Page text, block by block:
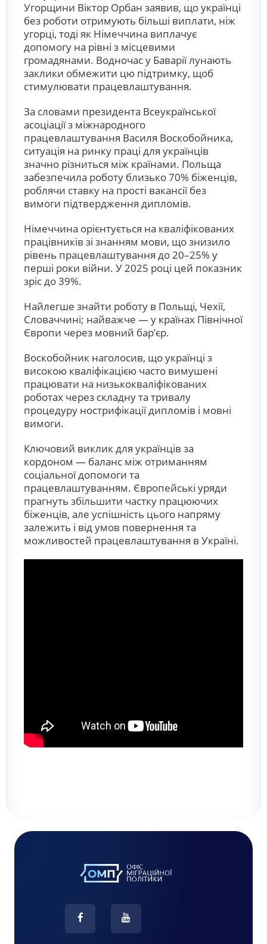
Угорщини Віктор Орбан заявив, що українці
без роботи отримують більші виплати, ніж
угорці, тоді як Німеччина виплачує
допомогу на рівні з місцевими
громадянами. Водночас у Баварії лунають
заклики обмежити цю підтримку, щоб
стимулювати працевлаштування.
За словами президента Всеукраїнської
асоціації з міжнародного
працевлаштування Василя Воскобойника,
ситуація на ринку праці для українців
значно різниться між країнами. Польща
забезпечила роботу близько 70% біженців,
роблячи ставку на прості вакансії без
вимоги підтвердження дипломів.
Німеччина орієнтується на кваліфікованих
працівників зі знанням мови, що знизило
рівень працевлаштування до 20–25% у
перші роки війни. У 2025 році цей показник
зріс до 39%.
Найлегше знайти роботу в Польщі, Чехії,
Словаччині; найважче — у країнах Північної
Європи через мовний бар’єр.
Воскобойник наголосив, що українці з
високою кваліфікацією часто вимушені
працювати на низькокваліфікованих
роботах через складну та тривалу
процедуру нострифікації дипломів і мовні
вимоги.
Ключовий виклик для українців за
кордоном — баланс між отриманням
соціальної допомоги та
працевлаштуванням. Європейські уряди
прагнуть збільшити частку працюючих
біженців, але успішність цього напряму
залежить і від умов повернення та
можливостей працевлаштування в Україні.